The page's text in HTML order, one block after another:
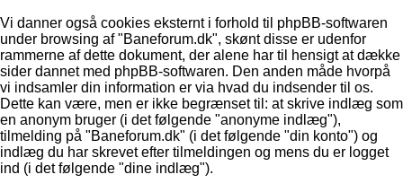
Vi danner også cookies eksternt i forhold til phpBB-softwaren
under browsing af "Baneforum.dk", skønt disse er udenfor
rammerne af dette dokument, der alene har til hensigt at dække
sider dannet med phpBB-softwaren. Den anden måde hvorpå
vi indsamler din information er via hvad du indsender til os.
Dette kan være, men er ikke begrænset til: at skrive indlæg som
en anonym bruger (i det følgende "anonyme indlæg"),
tilmelding på "Baneforum.dk" (i det følgende "din konto") og
indlæg du har skrevet efter tilmeldingen og mens du er logget
ind (i det følgende "dine indlæg").